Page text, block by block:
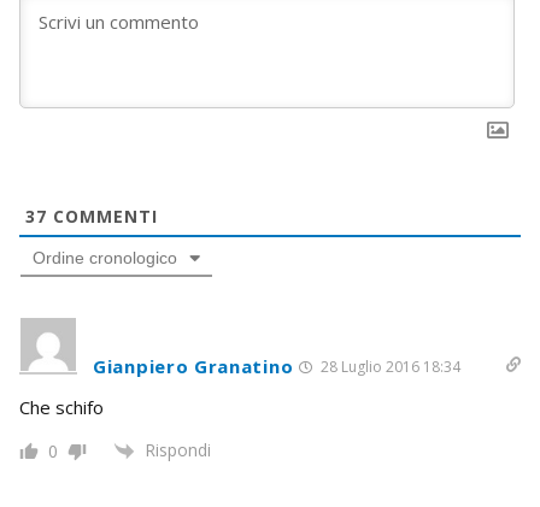
37 COMMENTI
Ordine cronologico
Gianpiero Granatino 28 Luglio 2016 18:34
Che schifo
0 Rispondi